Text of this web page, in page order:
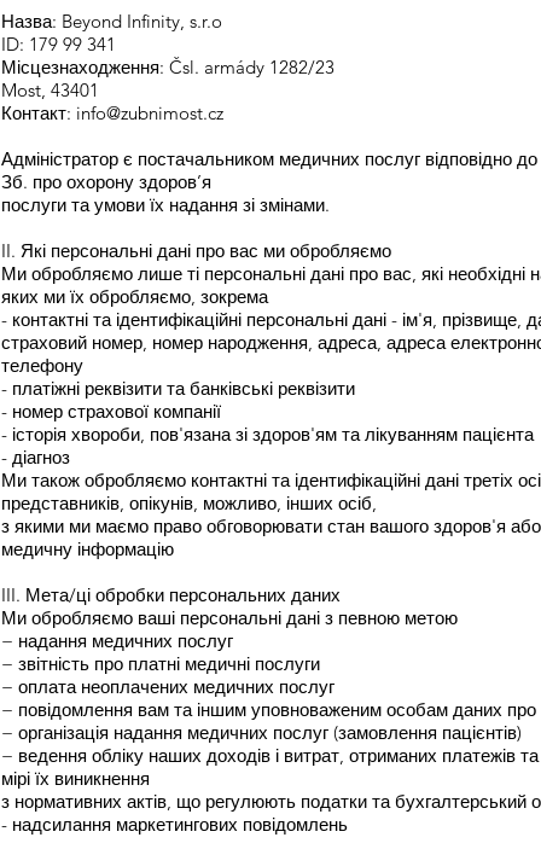
Назва: Beyond Infinity, s.r.o
ID: 179 99 341
Місцезнаходження: Čsl. armády 1282/23
Most, 43401
Контакт: info@zubnimost.cz
Адміністратор є постачальником медичних послуг відповідно
Зб. про охорону здоров’я
послуги та умови їх надання зі змінами.
II. Які персональні дані про вас ми обробляємо
Ми обробляємо лише ті персональні дані про вас, які необхідні
яких ми їх обробляємо, зокрема
- контактні та ідентифікаційні персональні дані - ім'я, прізвище,
страховий номер, номер народження, адреса, адреса
телефону
- платіжні реквізити та банківські реквізити
- номер страхової компанії
- історія хвороби, пов'язана зі здоров'ям та лікуванням пацієнта
- діагноз
Ми також обробляємо контактні та ідентифікаційні дані третіх
представників, опікунів, можливо, інших осіб,
з якими ми маємо право обговорювати стан вашого здоров'я
медичну інформацію
III. Мета/ці обробки персональних даних
Ми обробляємо ваші персональні дані з певною метою
− надання медичних послуг
− звітність про платні медичні послуги
− оплата неоплачених медичних послуг
− повідомлення вам та іншим уповноваженим особам даних про
− організація надання медичних послуг (замовлення пацієнтів)
− ведення обліку наших доходів і витрат, отриманих платежів
мірі їх виникнення
з нормативних актів, що регулюють податки та бухгалтерський
- надсилання маркетингових повідомлень